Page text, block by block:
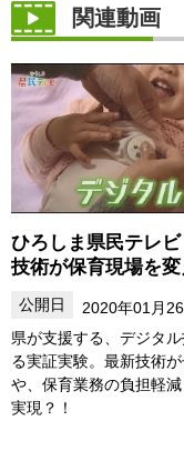
関連動画
ひろしま県民テレ
技術が保育現場を変
2020年01月
県が支援する、デジタ
る実証実験。最新技術
や、保育業務の負担軽
実現？！